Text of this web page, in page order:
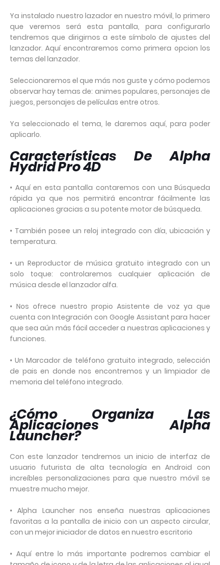
Ya instalado nuestro lazador en nuestro móvil, lo primero
que veremos será esta pantalla, para configurarlo
tendremos que dirigirnos a este símbolo de ajustes del
lanzador. Aquí encontraremos como primera opcion los
temas del lanzador.
Seleccionaremos el que más nos guste y cómo podemos
observar hay temas de: animes populares, personajes de
juegos, personajes de películas entre otros.
Ya seleccionado el tema, le daremos aquí, para poder
aplicarlo.
Características De Alpha
Hydrid Pro 4D
• Aquí en esta pantalla contaremos con una Búsqueda
rápida ya que nos permitirá encontrar fácilmente las
aplicaciones gracias a su potente motor de búsqueda.
• También posee un reloj integrado con día, ubicación y
temperatura.
• un Reproductor de música gratuito integrado con un
solo toque: controlaremos cualquier aplicación de
música desde el lanzador alfa.
• Nos ofrece nuestro propio Asistente de voz ya que
cuenta con Integración con Google Assistant para hacer
que sea aún más fácil acceder a nuestras aplicaciones y
funciones.
• Un Marcador de teléfono gratuito integrado, selección
de pais en donde nos encontremos y un limpiador de
memoria del teléfono integrado.
¿Cómo Organiza Las
Aplicaciones Alpha
Launcher?
Con este lanzador tendremos un inicio de interfaz de
usuario futurista de alta tecnología en Android con
increíbles personalizaciones para que nuestro móvil se
muestre mucho mejor.
• Alpha Launcher nos enseña nuestras aplicaciones
favoritas a la pantalla de inicio con un aspecto circular,
con un mejor iniciador de datos en nuestro escritorio
• Aquí entre lo más importante podremos cambiar el